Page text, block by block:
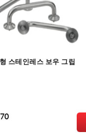
스테인레스 보우 그립